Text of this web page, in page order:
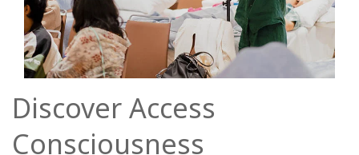
Discover Access
Consciousness